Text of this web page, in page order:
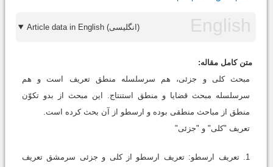
Article data in English (انگلیسی)
متن کامل مقاله:
مبحث کلی و جزئی، هم سرسلسله منطق تعریف است و هم
سرسلسله مبحث قضایا و منطق استنتاج. این مبحث از بدو تکوّن
منطق از مباحث منطقی بوده و ارسطو از آن بحث کرده است.
تعریف "کلی" و "جزئی"
1. تعریف ارسطو: تعریف ارسطو از کلی و جزئی سرمشق تعریف